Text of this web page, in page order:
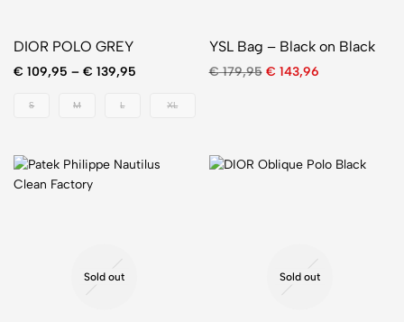
DIOR POLO GREY
€ 109,95 – € 139,95
S M L XL
YSL Bag – Black on Black
€179,95 € 143,96
Sold out Sold out